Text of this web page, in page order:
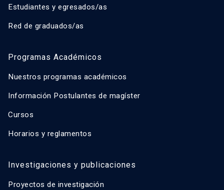
Estudiantes y egresados/as
Red de graduados/as
Programas Académicos
Nuestros programas académicos
Información Postulantes de magíster
Cursos
Horarios y reglamentos
Investigaciones y publicaciones
Proyectos de investigación